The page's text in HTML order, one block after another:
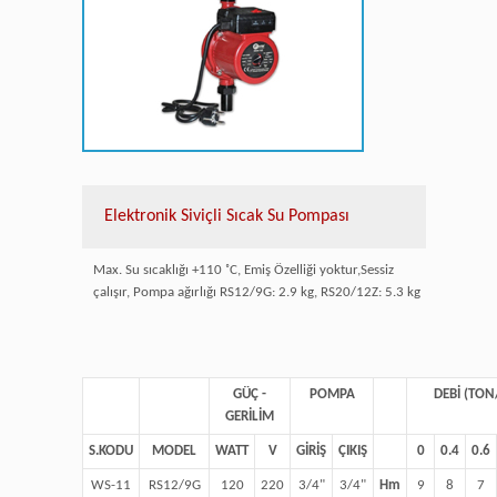
Elektronik Siviçli Sıcak Su Pompası
Max. Su sıcaklığı +110 ˚C, Emiş Özelliği yoktur,Sessiz
çalışır, Pompa ağırlığı RS12/9G: 2.9 kg, RS20/12Z: 5.3 kg
GÜÇ -
GERİLİM
POMPA DEBİ
S.KODU MODEL WATT V GİRİŞ ÇIKIŞ 0 0.4 0.6
WS-11 RS12/9G 120 220 3/4" 3/4" Hm 9 8 7